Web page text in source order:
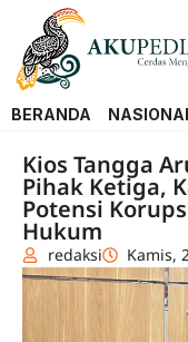
BERANDA
Kios Tangga
Pihak Ketiga,
Potensi
Hukum
redaksi Kamis,